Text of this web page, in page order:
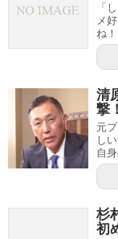
「
メ
ね
清
撃
元
し
自
杉
初